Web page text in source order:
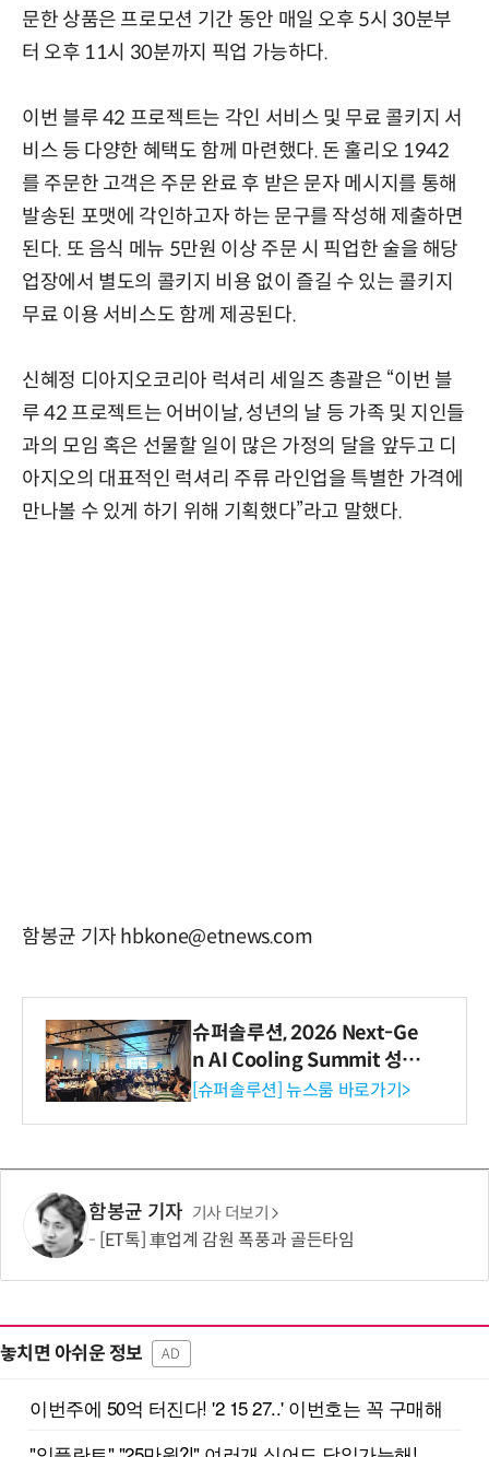
문한 상품은 프로모션 기간 동안 매일 오후 5시 30분부
터 오후 11시 30분까지 픽업 가능하다.
이번 블루 42 프로젝트는 각인 서비스 및 무료 콜키지 서
비스 등 다양한 혜택도 함께 마련했다. 돈 훌리오 1942
를 주문한 고객은 주문 완료 후 받은 문자 메시지를 통해
발송된 포맷에 각인하고자 하는 문구를 작성해 제출하면
된다. 또 음식 메뉴 5만원 이상 주문 시 픽업한 술을 해당
업장에서 별도의 콜키지 비용 없이 즐길 수 있는 콜키지
무료 이용 서비스도 함께 제공된다.
신혜정 디아지오코리아 럭셔리 세일즈 총괄은 “이번 블
루 42 프로젝트는 어버이날, 성년의 날 등 가족 및 지인들
과의 모임 혹은 선물할 일이 많은 가정의 달을 앞두고 디
아지오의 대표적인 럭셔리 주류 라인업을 특별한 가격에
만나볼 수 있게 하기 위해 기획했다”라고 말했다.
함봉균 기자 hbkone@etnews.com
슈퍼솔루션, 2026 Next-Ge
n AI Cooling Summit 성황
리 성료
[슈퍼솔루션] 뉴스룸 바로가기>
함봉균 기자 기사 더보기
[ET톡] 車업계 감원 폭풍과 골든타임
놓치면 아쉬운 정보 AD